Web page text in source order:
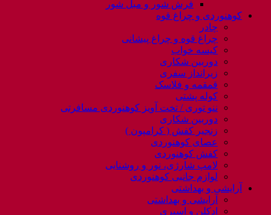
فرش شور و مبل شور
کوهنوردی و چراغ قوه
چادر
چراغ قوه و چراغ پیشانی
کیسه خواب
دوربین شکاری
زیرانداز سفری
قمقمه و فلاسک
کوله پشتی
ننو توری / تخت آویز کوهنوردی مسافرتی
دوربین شکاری
زنجیر کفش ( کرامپون )
عصای کوهنوردی
کفش کوهنوردی
لامپ شارژی، نور و روشنایی
لوازم جانبی کوهنوردی
آرایشی و بهداشتی
آرایشی و بهداشتی
ادکلن و اسپری